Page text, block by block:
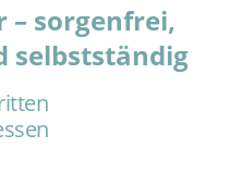
– sorgenfrei,
selbstständig